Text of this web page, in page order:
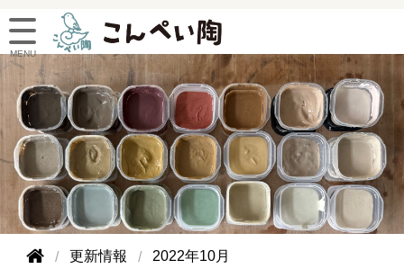
更新情報 2022年10月